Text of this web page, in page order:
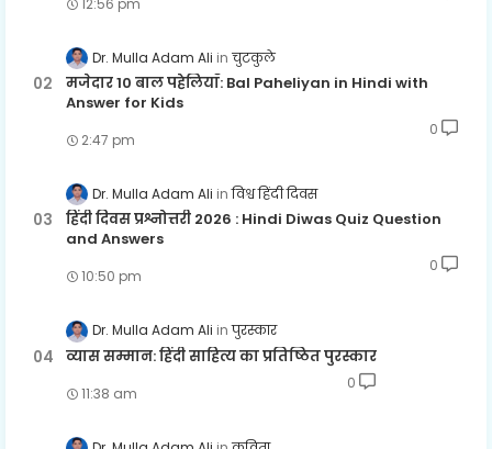
12:56 pm
Dr. Mulla Adam Ali चुटकुले
मजेदार 10 बाल पहेलियाँ: Bal Paheliyan in Hindi with
Answer for Kids
2:47 pm
0
Dr. Mulla Adam Ali विश्व हिंदी दिवस
हिंदी दिवस प्रश्नोत्तरी 2026 : Hindi Diwas Quiz Question
and Answers
10:50 pm
0
Dr. Mulla Adam Ali पुरस्कार
व्यास सम्मान: हिंदी साहित्य का प्रतिष्ठित पुरस्कार
11:38 am
0